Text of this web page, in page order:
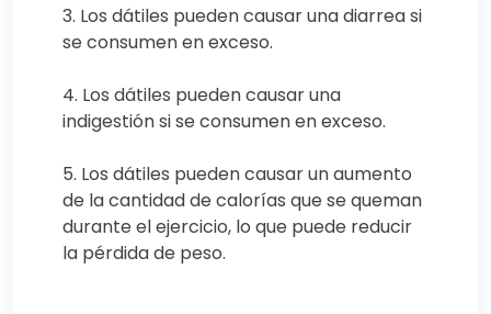
3. Los dátiles pueden causar una diarrea si
se consumen en exceso.
4. Los dátiles pueden causar una
indigestión si se consumen en exceso.
5. Los dátiles pueden causar un aumento
de la cantidad de calorías que se queman
durante el ejercicio, lo que puede reducir
la pérdida de peso.